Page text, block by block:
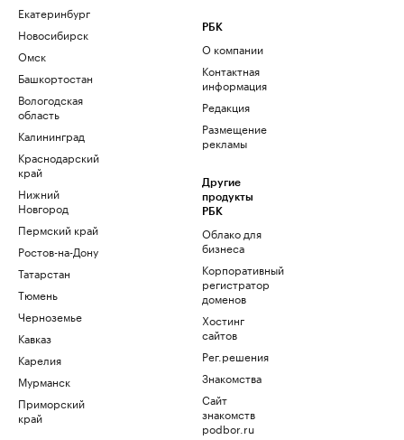
Екатеринбург
Новосибирск
Омск
Башкортостан
Вологодская
область
Калининград
Краснодарский
край
Нижний
Новгород
Пермский край
Ростов-на-Дону
Татарстан
Тюмень
Черноземье
Кавказ
Карелия
Мурманск
Приморский
край
РБК
О компании
Контактная
информация
Редакция
Размещение
рекламы
Другие
продукты
РБК
Облако для
бизнеса
Корпоративный
регистратор
доменов
Хостинг
сайтов
Рег.решения
Знакомства
Сайт
знакомств
podbor.ru